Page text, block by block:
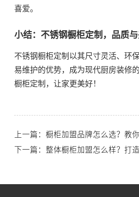
喜爱。
小结：不锈钢橱柜定制，品质
不锈钢橱柜定制以其尺寸灵活、环
易维护的优势，成为现代厨房装修
橱柜定制，让家更美好！